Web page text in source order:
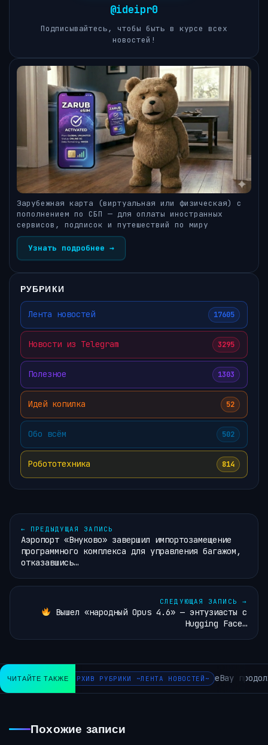
@ideipr0
Подписывайтесь, чтобы быть в курсе всех
новостей!
Зарубежная карта (виртуальная или физическая) с
пополнением по СБП — для оплаты иностранных
сервисов, подписок и путешествий по миру
Узнать подробнее →
РУБРИКИ
Лента новостей 17605
Новости из Telegram 3295
Полезное 1303
Идей копилка 52
Обо всём 502
Робототехника 814
← ПРЕДЫДУЩАЯ ЗАПИСЬ
Аэропорт «Внуково» завершил импортозамещение
программного комплекса для управления багажом,
отказавшись…
СЛЕДУЮЩАЯ ЗАПИСЬ →
Вышел «народный Opus 4.6» — энтузиасты с
Hugging Face…
ЧИТАЙТЕ ТАКЖЕАРХИВ РУБРИКИ ~ЛЕНТА НОВОСТЕЙ~ eBay
Похожие записи